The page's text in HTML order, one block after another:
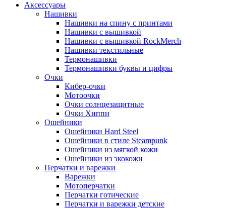
Аксессуары
Нашивки
Нашивки на спину с принтами
Нашивки с вышивкой
Нашивки с вышивкой RockMerch
Нашивки текстильные
Термонашивки
Термонашивки буквы и цифры
Очки
Кибер-очки
Мотоочки
Очки солнцезащитные
Очки Хиппи
Ошейники
Ошейники Hard Steel
Ошейники в стиле Steampunk
Ошейники из мягкой кожи
Ошейники из экокожи
Перчатки и варежки
Варежки
Мотоперчатки
Перчатки готические
Перчатки и варежки детские